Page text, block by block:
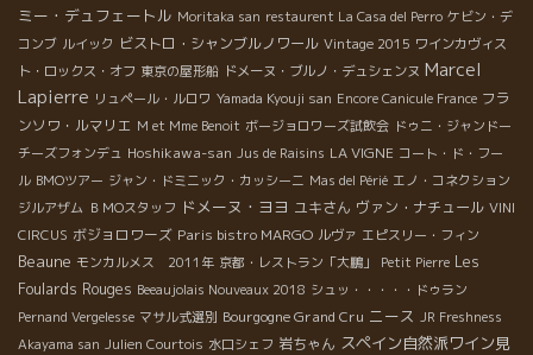
ミー・デュフェートル Moritaka san restaurent La Casa del Perro ケビン・デ
コンブ ルイック ビストロ・シャンブルノワール Vintage 2015 ワインカヴィス
ト・ロックス・オフ 東京の屋形船 ドメーヌ・ブルノ・デュシェンヌ Marcel
Lapierre リュペール・ルロワ Yamada Kyouji san Encore Canicule France フラ
ンソワ・ルマリエ M et Mme Benoit ボージョロワーズ試飲会 ドゥニ・ジャンドー
チーズフォンデュ Hoshikawa-san Jus de Raisins LA VIGNE コート・ド・フー
ル BMOツアー ジャン・ドミニック・カッシーニ Mas del Périé エノ・コネクション
ジルアザム ＢＭОスタッフ ドメーヌ・ヨヨ ユキさん ヴァン・ナチュール VINI
CIRCUS ボジョロワーズ Paris bistro MARGO ルヴァ エピスリー・フィン
Beaune モンカルメス 2011年 京都・レストラン「大鵬」 Petit Pierre Les
Foulards Rouges Beeaujolais Nouveaux 2018 シュッ・・・・・ドゥラン
Pernand Vergelesse マサル式選別 Bourgogne Grand Cru ニース JR Freshness
Akayama san Julien Courtois 水口シェフ 岩ちゃん スペイン自然派ワイン見